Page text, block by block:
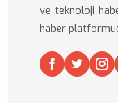
ve teknoloji
haber